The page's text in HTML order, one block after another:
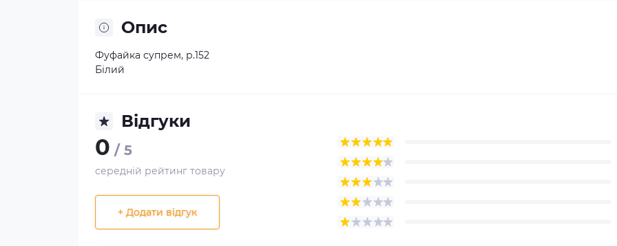
Опис
Фуфайка супрем, р.152
Білий
Відгуки
0 / 5
середній рейтинг товару
+ Додати відгук